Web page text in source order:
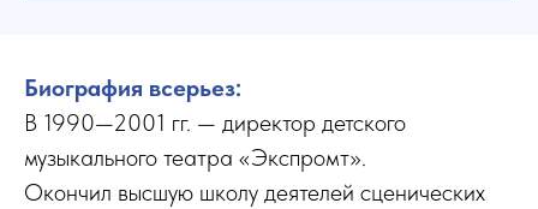
Биография всерьез:
В 1990—2001 гг. — директор детского
музыкального театра «Экспромт».
Окончил высшую школу деятелей сценических